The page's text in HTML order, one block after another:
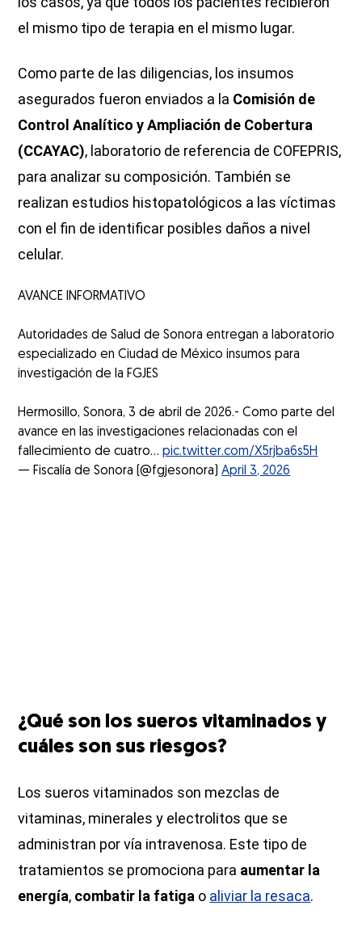
el mismo tipo de terapia en el mismo lugar.
Como parte de las diligencias, los insumos
asegurados fueron enviados a la Comisión de
Control Analítico y Ampliación de Cobertura
(CCAYAC), laboratorio de referencia de COFEPRIS,
para analizar su composición. También se
realizan estudios histopatológicos a las víctimas
con el fin de identificar posibles daños a nivel
celular.
AVANCE INFORMATIVO
Autoridades de Salud de Sonora entregan a laboratorio
especializado en Ciudad de México insumos para
investigación de la FGJES
Hermosillo, Sonora, 3 de abril de 2026.- Como parte del
avance en las investigaciones relacionadas con el
fallecimiento de cuatro…pic.twitter.com/X5rjba6s5H
— Fiscalía de Sonora (@fgjesonora)April 3, 2026
¿Qué son los sueros vitaminados y
cuáles son sus riesgos?
Los sueros vitaminados son mezclas de
vitaminas, minerales y electrolitos que se
administran por vía intravenosa. Este tipo de
tratamientos se promociona para aumentar la
energía, combatir la fatiga o aliviar la resaca.